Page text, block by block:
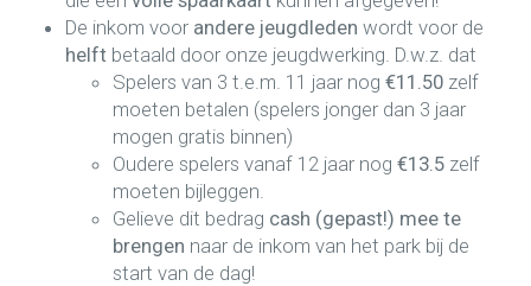
De inkom voor andere jeugdleden wordt voor de
helft betaald door onze jeugdwerking. D.w.z. dat
Spelers van 3 t.e.m. 11 jaar nog €11.50 zelf
moeten betalen (spelers jonger dan 3 jaar
mogen gratis binnen)
Oudere spelers vanaf 12 jaar nog €13.5 zelf
moeten bijleggen.
Gelieve dit bedrag cash (gepast!) mee te
brengen naar de inkom van het park bij de
start van de dag!